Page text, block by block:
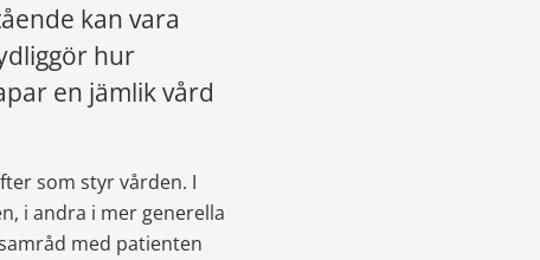
kan vara
hur
en jämlik vård
som styr vården. I
i andra i mer generella
med patienten